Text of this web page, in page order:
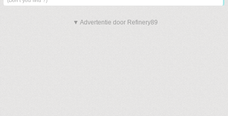
▼ Advertentie door Refinery89